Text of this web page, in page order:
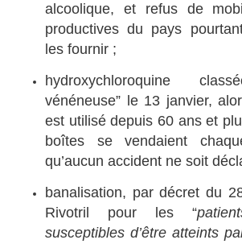
alcoolique, et refus de
productives du pays
les fournir ;
hydroxychloroquine
vénéneuse” le 13 janvier,
est utilisé depuis 60 ans et
boîtes se vendaient
qu’aucun accident ne soit
banalisation, par décret du
Rivotril pour les “
susceptibles d’être atteints